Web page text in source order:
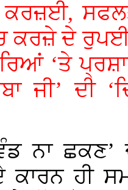
ਕਰਜ਼ੇ ਦੇ
‘ਤੇ
ਜੀ’ ਦੀ
ਨਾ
ਕਾਰਨ ਹੀ